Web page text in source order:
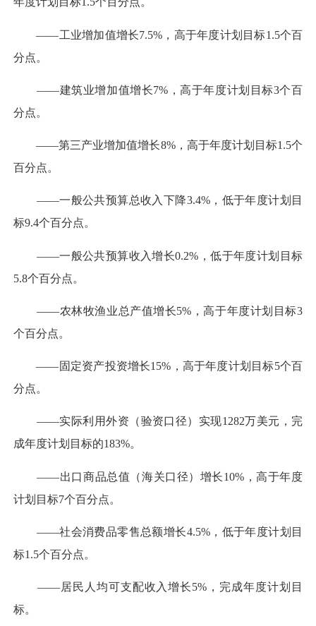
——工业增加值增长7.5%，高于年度计划目标1.5个百
分点。
——建筑业增加值增长7%，高于年度计划目标3个百
分点。
——第三产业增加值增长8%，高于年度计划目标1.5个
百分点。
——一般公共预算总收入下降3.4%，低于年度计划目
标9.4个百分点。
——一般公共预算收入增长0.2%，低于年度计划目标
5.8个百分点。
——农林牧渔业总产值增长5%，高于年度计划目标3
个百分点。
——固定资产投资增长15%，高于年度计划目标5个百
分点。
——实际利用外资（验资口径）实现1282万美元，完
成年度计划目标的183%。
——出口商品总值（海关口径）增长10%，高于年度
计划目标7个百分点。
——社会消费品零售总额增长4.5%，低于年度计划目
标1.5个百分点。
——居民人均可支配收入增长5%，完成年度计划目
标。